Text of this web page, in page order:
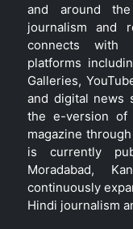
and around
journalism and
connects with
platforms
Galleries,
and digital news
the e-version of
magazine
is currently
Moradabad,
continuously
Hindi journalism